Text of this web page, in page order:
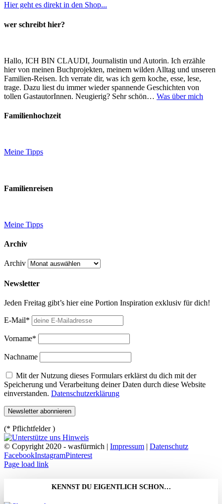
Hier geht es direkt in den Shop...
wer schreibt hier?
Hallo, ICH BIN CLAUDI, Journalistin und Autorin. Ich erzähle
hier von meinen Buchprojekten, meinem wilden Alltag und unseren
Familien-Reisen. Ich verrate dir, was ich gern koche, esse, lese,
trage. Dazu liest du immer wieder spannende Geschichten von
tollen GastautorInnen. Neugierig? Sehr schön… Was über mich
Familienhochzeit
Meine Tipps
Familienreisen
Meine Tipps
Archiv
Archiv
Newsletter
Jeden Freitag gibt’s hier eine Portion Inspiration exklusiv für dich!
E-Mail*
Vorname*
Nachname
Mit der Nutzung dieses Formulars erklärst du dich mit der
Speicherung und Verarbeitung deiner Daten durch diese Website
einverstanden. Datenschutzerklärung
(* Pflichtfelder )
© Copyright 2020 - wasfürmich | Impressum | Datenschutz
FacebookInstagramPinterest
Page load link
KENNST DU EIGENTLICH SCHON…